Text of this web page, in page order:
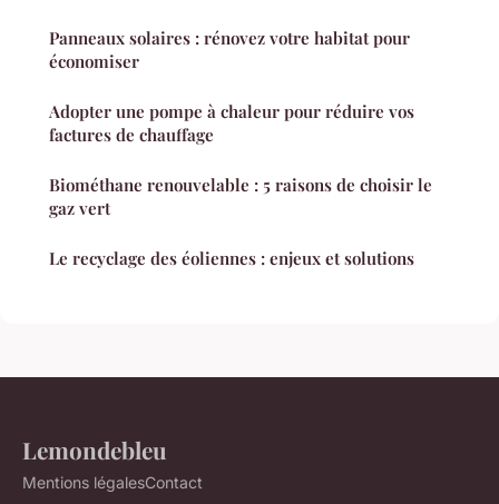
Panneaux solaires : rénovez votre habitat pour
économiser
Adopter une pompe à chaleur pour réduire vos
factures de chauffage
Biométhane renouvelable : 5 raisons de choisir le
gaz vert
Le recyclage des éoliennes : enjeux et solutions
Lemondebleu
Mentions légalesContact